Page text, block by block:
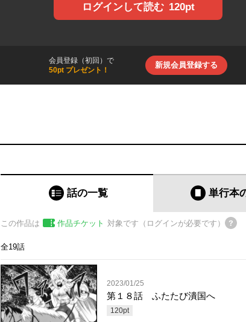
ログインして読む 120pt
会員登録（初回）で
50pt プレゼント！
新規会員登録する
話の一覧 単行本
この作品は 作品チケット 対象です（ログインが必要です）
全19話
2023/01/25
第１８話 ふたたび潰国へ
120pt